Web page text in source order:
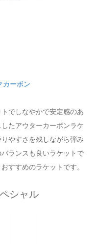
カーボン
でしなやかで安定感のあ
たアウターカーボンラケ
やすさを残しながら弾み
ランスも良いラケットで
すすめのラケットです。
シャル